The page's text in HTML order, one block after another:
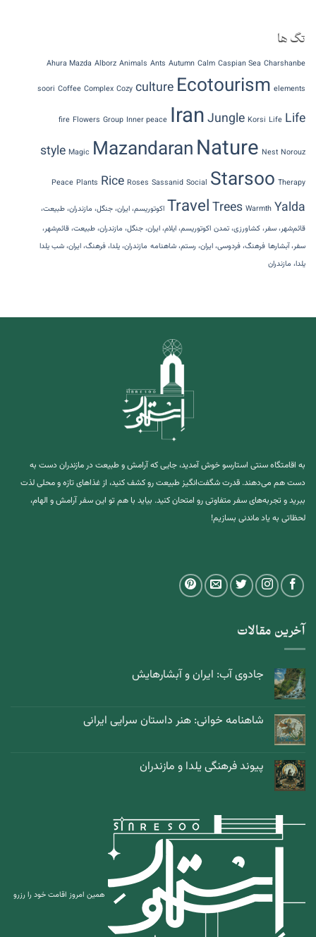
تگ ها
Ahura Mazda Alborz Animals Ants Autumn Calm Caspian Sea Charshanbe
soori Coffee Complex Cozy culture Ecotourism elements
fire Flowers Group Inner peace IranJungle Korsi Life Life
style Magic MazandaranNature Nest Norouz
Peace Plants Rice Roses Sassanid Social Starsoo Therapy
TravelTrees Warmth Yalda
اکوتوریسم، ایران، جنگل، مازندران، طبیعت،
قائم‌شهر، سفر، کشاورزی، تمدن اکوتوریسم، ایلام، ایران، جنگل، مازندران، طبیعت، قائم‌شهر،
سفر، آبشارها فرهنگ، فردوسی، ایران، رستم، شاهنامه مازندران، یلدا، فرهنگ، ایران، شب یلدا
یلدا، مازندران
به اقامتگاه سنتی استارسو خوش آمدید، جایی که آرامش و طبیعت در مازندران دست به
دست هم می‌دهند. قدرت شگفت‌انگیز طبیعت رو کشف کنید، از غذاهای تازه و محلی لذت
ببرید و تجربه‌های سفر متفاوتی رو امتحان کنید. بیاید با هم تو این سفر آرامش و الهام،
لحظاتی به یاد ماندنی بسازیم!
آخرین مقالات
جادوی آب: ایران و آبشارهایش
شاهنامه خوانی: هنر داستان سرایی ایرانی
پیوند فرهنگی یلدا و مازندران
همین امروز اقامت خود را رزرو